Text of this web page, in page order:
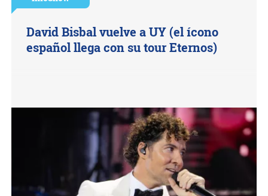
David Bisbal vuelve a UY (el ícono
español llega con su tour Eternos)